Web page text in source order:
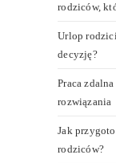
rodziców,
Urlop
decyzję?
Praca
rozwiązania
Jak
rodziców?